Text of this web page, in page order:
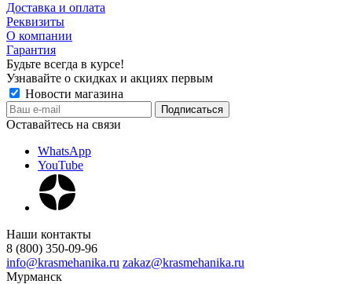
Доставка и оплата
Реквизиты
О компании
Гарантия
Будьте всегда в курсе!
Узнавайте о скидках и акциях первым
Новости магазина
Оставайтесь на связи
WhatsApp
YouTube
Наши контакты
8 (800) 350-09-96
info@krasmehanika.ru zakaz@krasmehanika.ru
Мурманск